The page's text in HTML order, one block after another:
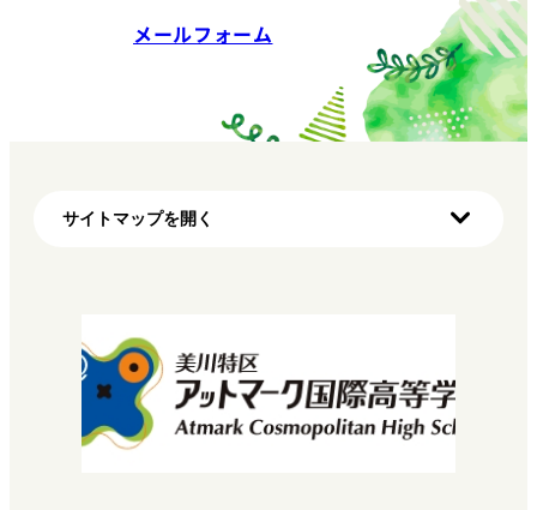
メールフォーム
サイトマップを開く
初めての方へ（明蓬館高校の特徴）
学び方
マイプロ
先生・コーチについて